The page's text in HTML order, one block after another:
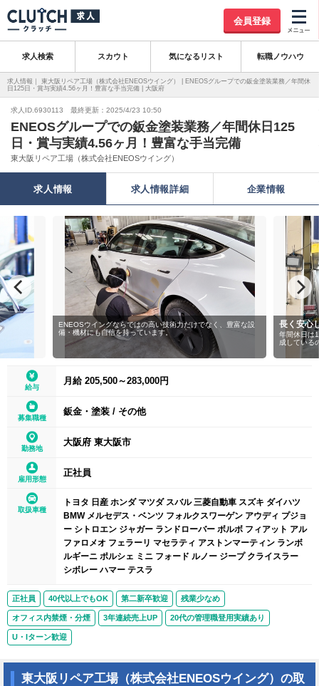
会員登録
求人検索 スカウト 気になるリスト 転職ノウハウ
求人情報｜ 東大阪リペア工場（株式会社ENEOSウイング） | ENEOSグループでの鈑金塗装業務／年間休
日125日・賞与実績4.56ヶ月！豊富な手当完備 | 大阪府
求人ID.6930113 最終更新：2025/4/23 10:50
ENEOSグループでの鈑金塗装業務／年間休日125
日・賞与実績4.56ヶ月！豊富な手当完備
東大阪リペア工場（株式会社ENEOSウイング）
求人情報 求人情報詳細 企業情報
ENEOSウイングならではの高い技術力だけでなく、豊富な設
備・機材にも自信を持っています。
長く安心
年間休日は
成している
給与
月給 205,500～283,000円
募集職種
鈑金・塗装 / その他
勤務地
大阪府 東大阪市
雇用形態
正社員
取扱車種
トヨタ 日産 ホンダ マツダ スバル 三菱自動車 スズキ ダイハツ
BMW メルセデス・ベンツ フォルクスワーゲン アウディ プジョ
ー シトロエン ジャガー ランドローバー ボルボ フィアット アル
ファロメオ フェラーリ マセラティ アストンマーティン ランボ
ルギーニ ポルシェ ミニ フォード ルノー ジープ クライスラー
シボレー ハマー テスラ
正社員 40代以上でもOK 第二新卒歓迎 残業少なめ
オフィス内禁煙・分煙 3年連続売上UP 20代の管理職登用実績あり
U・Iターン歓迎
東大阪リペア工場（株式会社ENEOSウイング）の取